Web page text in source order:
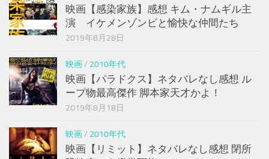
映画【感染家族】感想 キム・ナムギル主
演 イケメンゾンビと愉快な仲間たち
2019年8月28日
映画/ 2010年代
映画【パラドクス】ネタバレなし感想 ル
ープ物最高傑作 脚本家天才かよ！
2019年8月18日
映画/ 2010年代
映画【リミット】ネタバレなし感想 閉所